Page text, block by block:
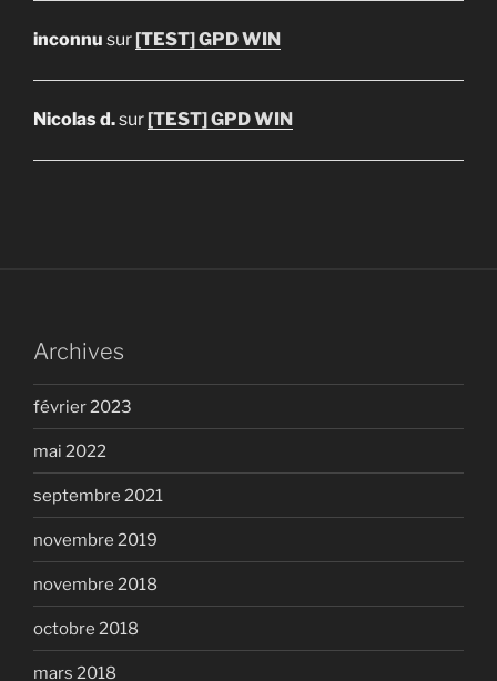
inconnu sur [TEST] GPD WIN
Nicolas d.sur [TEST] GPD WIN
Archives
février 2023
mai 2022
septembre 2021
novembre 2019
novembre 2018
octobre 2018
mars 2018